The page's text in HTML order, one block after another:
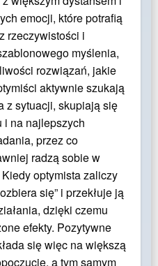
emocji, które potrafią
rzeczywistości i
myślenia,
rozwiązań, jakie
aktywnie szukają
z sytuacji, skupiają się
i na najlepszych
przez co
radzą sobie w
optymista zaliczy
się” i przekłuje ją
dzięki czemu
efekty. Pozytywne
się więc na większą
a tym samym